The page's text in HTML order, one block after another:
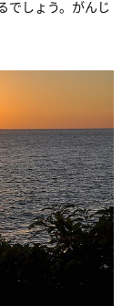
しょう。 がんじ